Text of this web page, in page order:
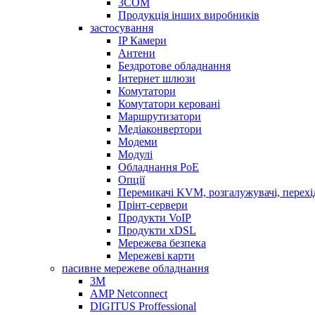
Продукція інших виробників
застосування
IP Камери
Антени
Бездротове обладнання
Інтернет шлюзи
Комутатори
Комутатори керовані
Маршрутизатори
Медіаконвертори
Модеми
Модулі
Обладнання PoE
Опції
Перемикачі KVM, розгалужувачі,
Прінт-сервери
Продукти VoIP
Продукти xDSL
Мережева безпека
Мережеві карти
пасивне мережеве обладнання
3M
AMP Netconnect
DIGITUS Proffessional